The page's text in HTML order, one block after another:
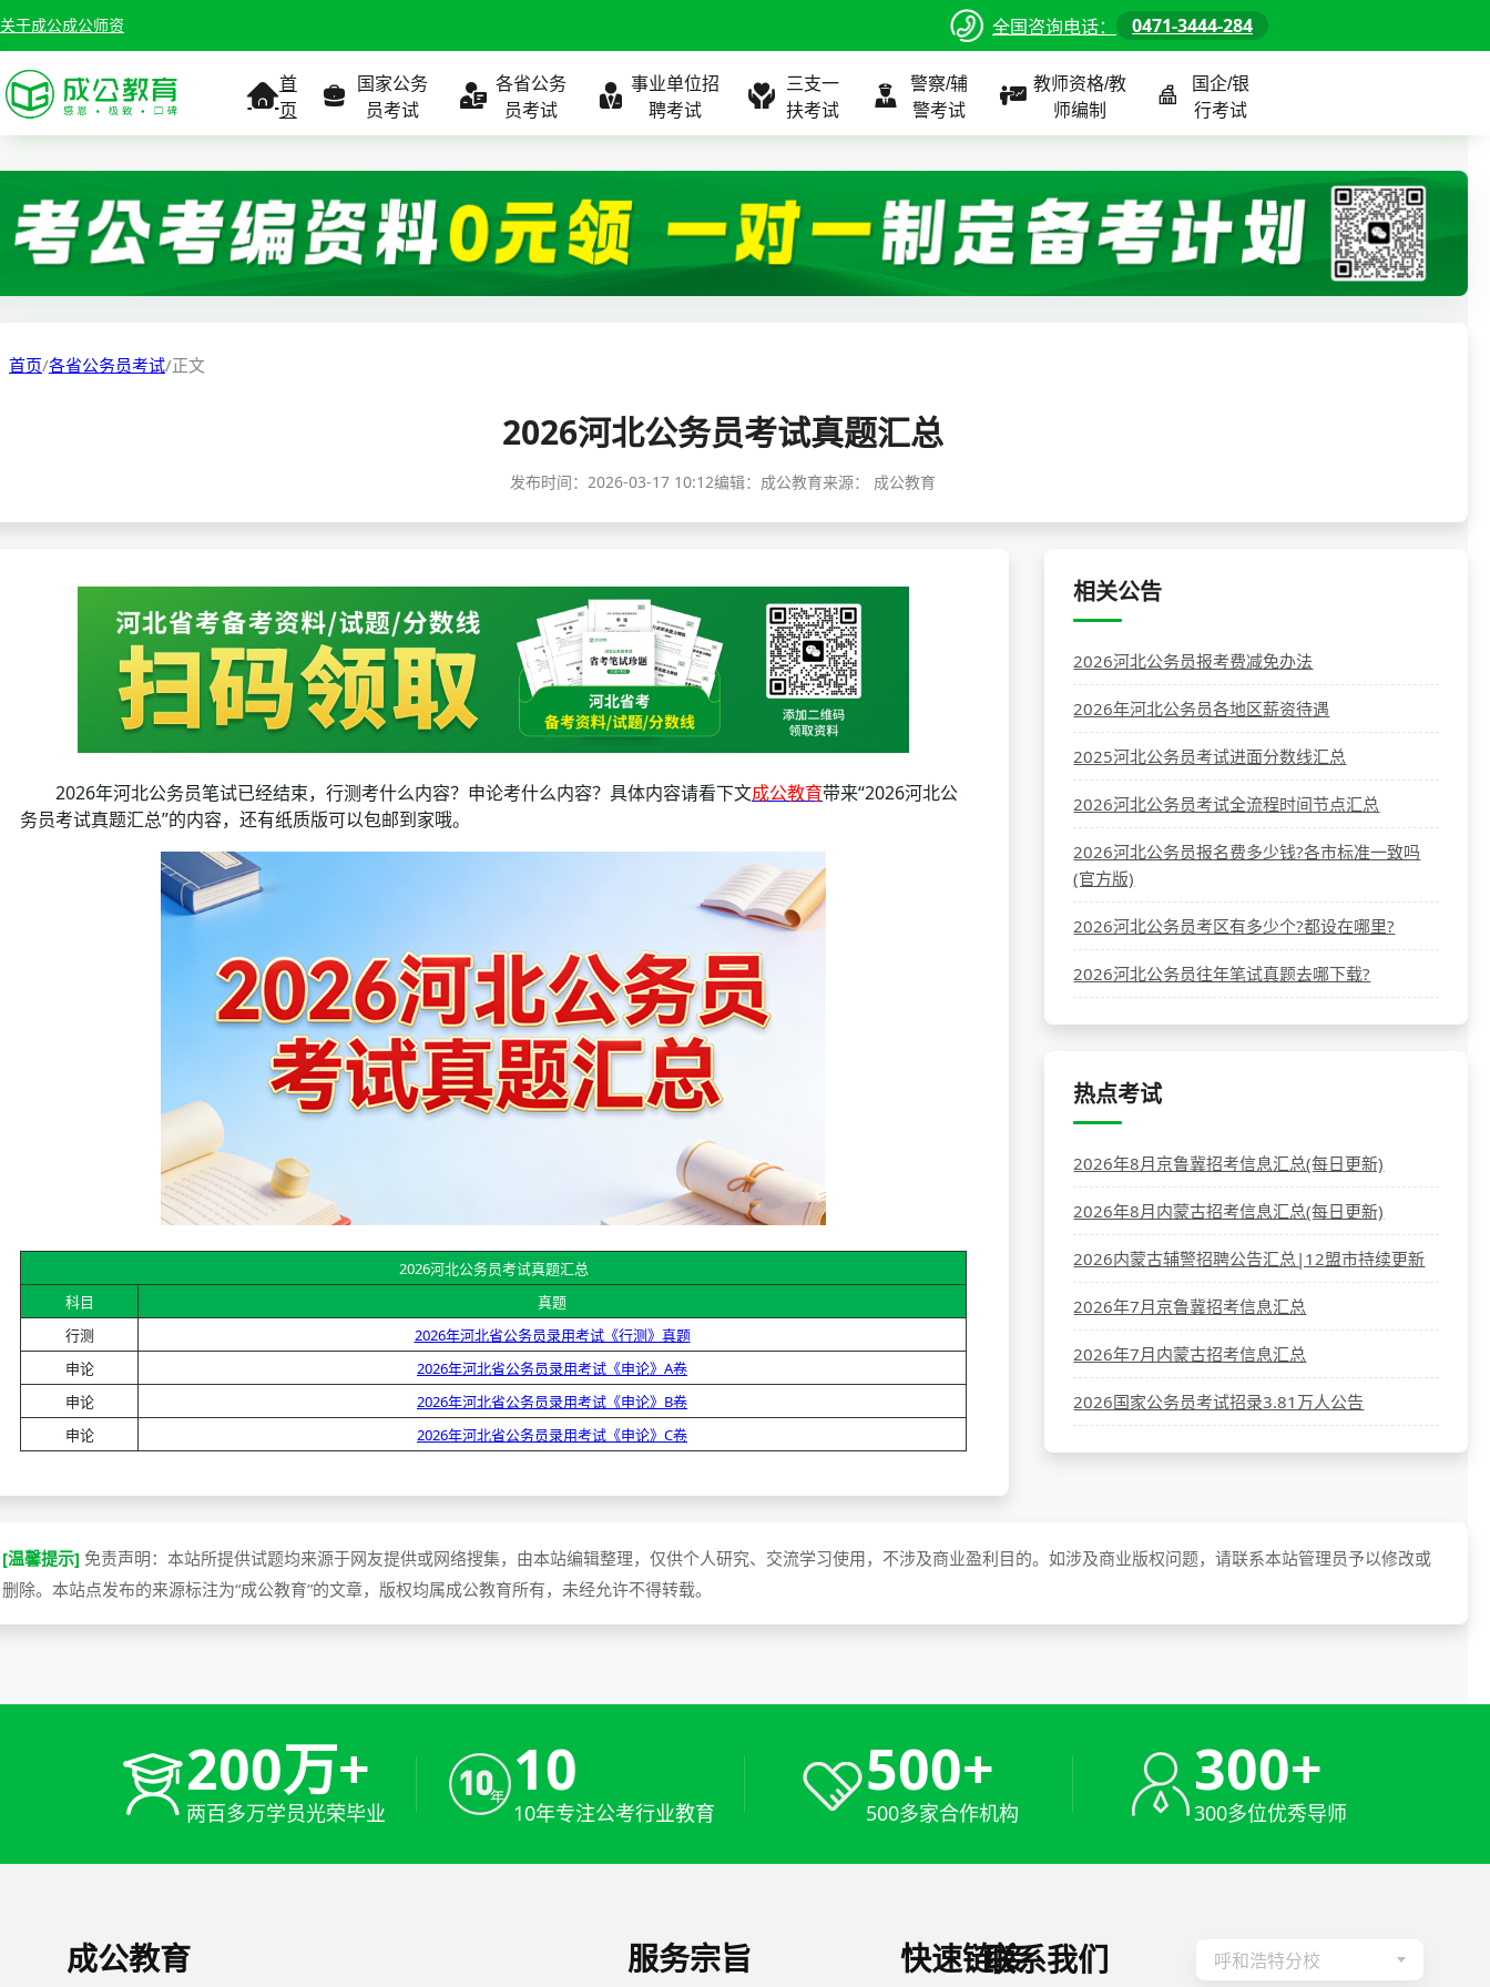
关于成公成公师资 全国咨询电话： 0471-3444-284
首
页
国家公务
员考试
考试公告
职位表
成绩查询
分数线
资格复审
历年真题
公务员课程
各省公务
员考试
考试公告
职位表
分数线
历年真题
全国
北京
内蒙古
公务员课程
事业单位招
聘考试
考试公告
职位表
准考证打印
考试政策
分数线
历年真题
全国
北京
内蒙古
事业单位课程
三支一
扶考试
考试公告
职位表
成绩查询
分数线
全国
北京
内蒙古
三支一扶课程
警察/辅
警考试
考试公告
职位表
面试补录
历年真题
全国
北京
内蒙古
警察/辅警课程
教师资格/教
师编制
考试公告
职位表
面试补录
历年真题
全国
北京
内蒙古
教师/资格课程
国企/银
行考试
考试公告
职位表
面试补录
历年真题
全国
北京
国企/银行课程
首页/各省公务员考试/正文
2026河北公务员考试真题汇总
发布时间： 2026-03-17 10:12编辑：成公教育来源： 成公教育
2026年河北公务员笔试已经结束，行测考什么内容？申论考什么内容？具体内容请看下文成公教育带来“2026河北公
务员考试真题汇总”的内容，还有纸质版可以包邮到家哦。
2026河北公务员考试真题汇总
科目
真题
行测
2026年河北省公务员录用考试《行测》真题
申论
2026年河北省公务员录用考试《申论》A卷
申论
2026年河北省公务员录用考试《申论》B卷
申论
2026年河北省公务员录用考试《申论》C卷
相关公告
2026河北公务员报考费减免办法
2026年河北公务员各地区薪资待遇
2025河北公务员考试进面分数线汇总
2026河北公务员考试全流程时间节点汇总
2026河北公务员报名费多少钱?各市标准一致吗
(官方版)
2026河北公务员考区有多少个?都设在哪里?
2026河北公务员往年笔试真题去哪下载?
热点考试
2026年8月京鲁冀招考信息汇总(每日更新)
2026年8月内蒙古招考信息汇总(每日更新)
2026内蒙古辅警招聘公告汇总|12盟市持续更新
2026年7月京鲁冀招考信息汇总
2026年7月内蒙古招考信息汇总
2026国家公务员考试招录3.81万人公告
[温馨提示] 免责声明：本站所提供试题均来源于网友提供或网络搜集，由本站编辑整理，仅供个人研究、交流学习使用，不涉及商业盈利目的。如涉及商业版权问题，请联系本站管理员予以修改或
删除。本站点发布的来源标注为“成公教育”的文章，版权均属成公教育所有，未经允许不得转载。
200万+
两百多万学员光荣毕业
10
10年专注公考行业教育
500+
500多家合作机构
300+
300多位优秀导师
成公教育 服务宗旨 快速链接联系我们 呼和浩特分校